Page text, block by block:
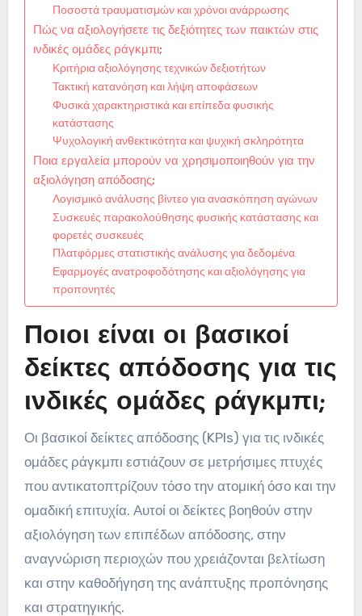
Ποσοστά τραυματισμών και χρόνοι ανάρρωσης
Πώς να αξιολογήσετε τις δεξιότητες των παικτών στις
ινδικές ομάδες ράγκμπι;
Κριτήρια αξιολόγησης τεχνικών δεξιοτήτων
Τακτική κατανόηση και λήψη αποφάσεων
Φυσικά χαρακτηριστικά και επίπεδα φυσικής
κατάστασης
Ψυχολογική ανθεκτικότητα και ψυχική σκληρότητα
Ποια εργαλεία μπορούν να χρησιμοποιηθούν για την
αξιολόγηση απόδοσης;
Λογισμικό ανάλυσης βίντεο για ανασκόπηση αγώνων
Συσκευές παρακολούθησης φυσικής κατάστασης και
φορετές συσκευές
Πλατφόρμες στατιστικής ανάλυσης για δεδομένα
Εφαρμογές ανατροφοδότησης και αξιολόγησης για
προπονητές
Ποιοι είναι οι βασικοί
δείκτες απόδοσης για τις
ινδικές ομάδες ράγκμπι;
Οι βασικοί δείκτες απόδοσης (KPIs) για τις ινδικές
ομάδες ράγκμπι εστιάζουν σε μετρήσιμες πτυχές
που αντικατοπτρίζουν τόσο την ατομική όσο και την
ομαδική επιτυχία. Αυτοί οι δείκτες βοηθούν στην
αξιολόγηση των επιπέδων απόδοσης, στην
αναγνώριση περιοχών που χρειάζονται βελτίωση
και στην καθοδήγηση της ανάπτυξης προπόνησης
και στρατηγικής.